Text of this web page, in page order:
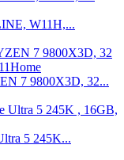
W11H,...
7 9800X3D, 32...
5 245K...